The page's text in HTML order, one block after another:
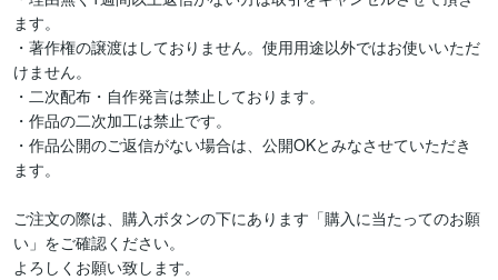
ます。
・著作権の譲渡はしておりません。使用用途以外ではお使いいただ
けません。
・二次配布・自作発言は禁止しております。
・作品の二次加工は禁止です。
・作品公開のご返信がない場合は、公開OKとみなさせていただき
ます。
ご注文の際は、購入ボタンの下にあります「購入に当たってのお願
い」をご確認ください。
よろしくお願い致します。